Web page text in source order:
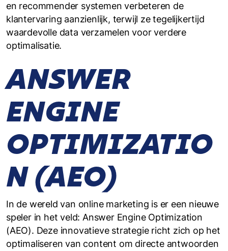
en recommender systemen verbeteren de
klantervaring aanzienlijk, terwijl ze tegelijkertijd
waardevolle data verzamelen voor verdere
optimalisatie.
ANSWER
ENGINE
OPTIMIZATIO
N (AEO)
In de wereld van online marketing is er een nieuwe
speler in het veld: Answer Engine Optimization
(AEO). Deze innovatieve strategie richt zich op het
optimaliseren van content om directe antwoorden